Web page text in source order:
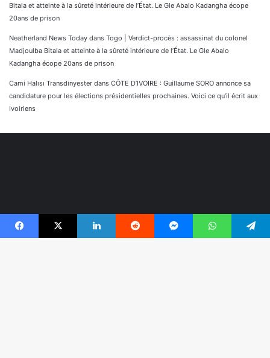
Bitala et atteinte à la sûreté intérieure de l’État. Le Gle Abalo Kadangha écope
20ans de prison
Neatherland News Today dans Togo | Verdict-procès : assassinat du colonel
Madjoulba Bitala et atteinte à la sûreté intérieure de l’État. Le Gle Abalo
Kadangha écope 20ans de prison
Cami Halısı Transdinyester dans CÔTE D’IVOIRE : Guillaume SORO annonce sa
candidature pour les élections présidentielles prochaines. Voici ce qu’il écrit aux
Ivoiriens
Facebook X Linkedin Reddit Messenger WhatsApp Telegram